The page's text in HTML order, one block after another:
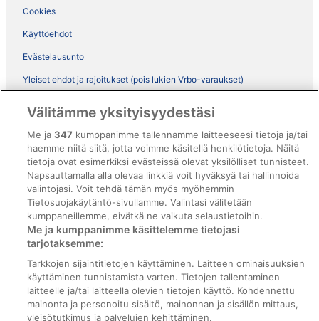
Cookies
Käyttöehdot
Evästelausunto
Yleiset ehdot ja rajoitukset (pois lukien Vrbo-varaukset)
ebookers BONUS+ -ohjelman ehdot
Oikeudelliset tiedot / ota meihin yhteyttä
Sisältövaatimukset ja ilmoituksen tekeminen sisällöstä
Tuki
Ota yhteyttä
Varauksen muuttaminen tai peruuttaminen
Varaa lento lentoyhtiön hyvityskupongeilla
Välitämme yksityisyydestäsi
Me ja347 kumppanimme tallennamme laitteeseesi tietoja ja/tai
haemme niitä siitä, jotta voimme käsitellä henkilötietoja. Näitä
tietoja ovat esimerkiksi evästeissä olevat yksilölliset tunnisteet.
Napsauttamalla alla olevaa linkkiä voit hyväksyä tai hallinnoida
valintojasi. Voit tehdä tämän myös myöhemmin
Tietosuojakäytäntö-sivullamme. Valintasi välitetään
kumppaneillemme, eivätkä ne vaikuta selaustietoihin.
Me ja kumppanimme käsittelemme tietojasi
tarjotaksemme:
Tarkkojen sijaintitietojen käyttäminen. Laitteen ominaisuuksien
käyttäminen tunnistamista varten. Tietojen tallentaminen
laitteelle ja/tai laitteella olevien tietojen käyttö. Kohdennettu
mainonta ja personoitu sisältö, mainonnan ja sisällön mittaus,
yleisötutkimus ja palvelujen kehittäminen.